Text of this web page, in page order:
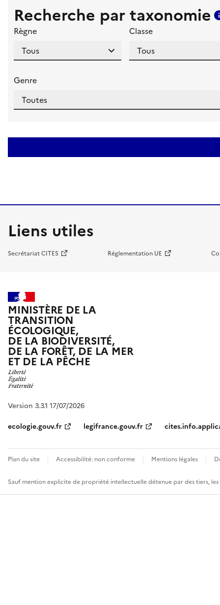
Recherche par taxonomie
Règne Classe
Genre
Liens utiles
Secrétariat CITES Réglementation UE
MINISTÈRE DE LA
TRANSITION
ÉCOLOGIQUE,
DE LA BIODIVERSITÉ,
DE LA FORÊT, DE LA MER
ET DE LA PÊCHE
Version 3.3.1 17/07/2026
ecologie.gouv.fr
legifrance.gouv.fr
Plan du site Accessibilité: non conforme Mentions légales
Sauf mention explicite de propriété intellectuelle détenue par des tiers,